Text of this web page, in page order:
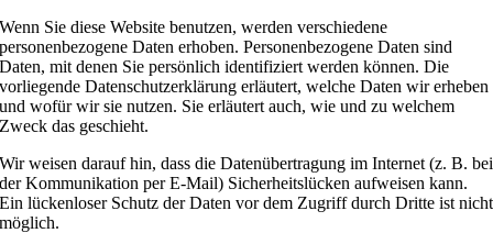
Wenn Sie diese Website benutzen, werden verschiedene
personenbezogene Daten erhoben. Personenbezogene Daten sind
Daten, mit denen Sie persönlich identifiziert werden können. Die
vorliegende Datenschutzerklärung erläutert, welche Daten wir erheben
und wofür wir sie nutzen. Sie erläutert auch, wie und zu welchem
Zweck das geschieht.
Wir weisen darauf hin, dass die Datenübertragung im Internet (z. B. bei
der Kommunikation per E-Mail) Sicherheitslücken aufweisen kann.
Ein lückenloser Schutz der Daten vor dem Zugriff durch Dritte ist nicht
möglich.